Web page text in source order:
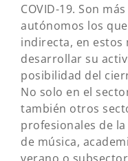
COVID-19. Son
autónomos los
indirecta, en estos
desarrollar su
posibilidad del
No solo en el
también otros
profesionales de
de música,